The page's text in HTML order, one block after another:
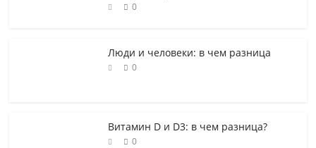
0
Люди и человеки: в чем разница
0
Витамин D и D3: в чем разница?
0